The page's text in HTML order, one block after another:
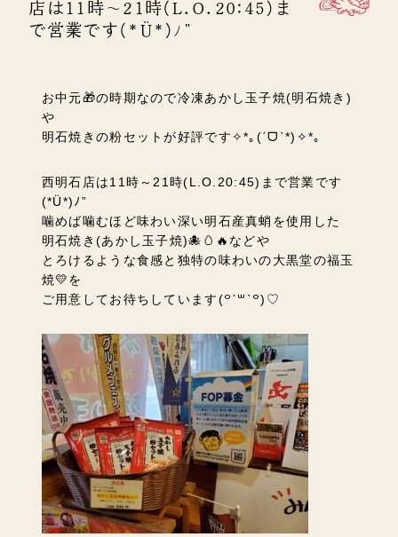
店は11時～21時(L.O.20:45)ま
で営業です(*Ü*)ﾉ”
お中元🎁の時期なので冷凍あかし玉子焼(明石焼き)
や
明石焼きの粉セットが好評です✧*｡(ˊᗜˋ*)✧*｡
西明石店は11時～21時(L.O.20:45)まで営業です
(*Ü*)ﾉ”
噛めば噛むほど味わい深い明石産真蛸を使用した
明石焼き(あかし玉子焼)🐙🥚🔥などや
とろけるような食感と独特の味わいの大黒堂の福玉
焼💛を
ご用意してお待ちしています(꒪ˊ꒳ˋ꒪)♡